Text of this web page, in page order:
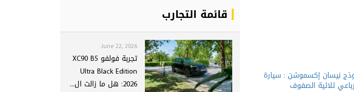
قائمة التجارب
June 22, 2026
تجربة فولفو XC90 B5
Ultra Black Edition
2026: هل ما زالت ال...